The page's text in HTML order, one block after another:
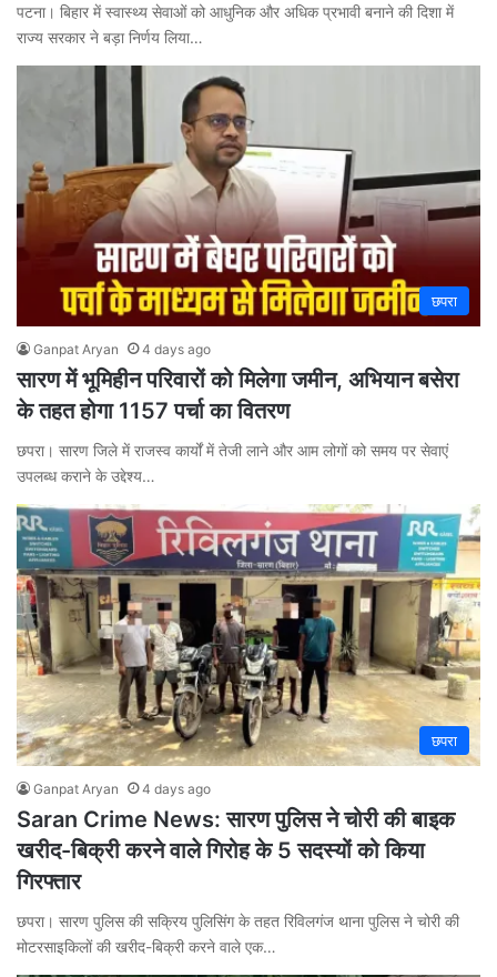
पटना। बिहार में स्वास्थ्य सेवाओं को आधुनिक और अधिक प्रभावी बनाने की दिशा में
राज्य सरकार ने बड़ा निर्णय लिया…
छपरा
Ganpat Aryan 4 days ago
सारण में भूमिहीन परिवारों को मिलेगा जमीन, अभियान बसेरा
के तहत होगा 1157 पर्चा का वितरण
छपरा। सारण जिले में राजस्व कार्यों में तेजी लाने और आम लोगों को समय पर सेवाएं
उपलब्ध कराने के उद्देश्य…
छपरा
Ganpat Aryan 4 days ago
Saran Crime News: सारण पुलिस ने चोरी की बाइक
खरीद-बिक्री करने वाले गिरोह के 5 सदस्यों को किया
गिरफ्तार
छपरा। सारण पुलिस की सक्रिय पुलिसिंग के तहत रिविलगंज थाना पुलिस ने चोरी की
मोटरसाइकिलों की खरीद-बिक्री करने वाले एक…